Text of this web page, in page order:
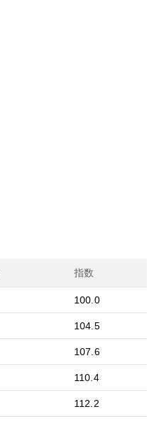
指数
100.0
104.5
107.6
110.4
112.2